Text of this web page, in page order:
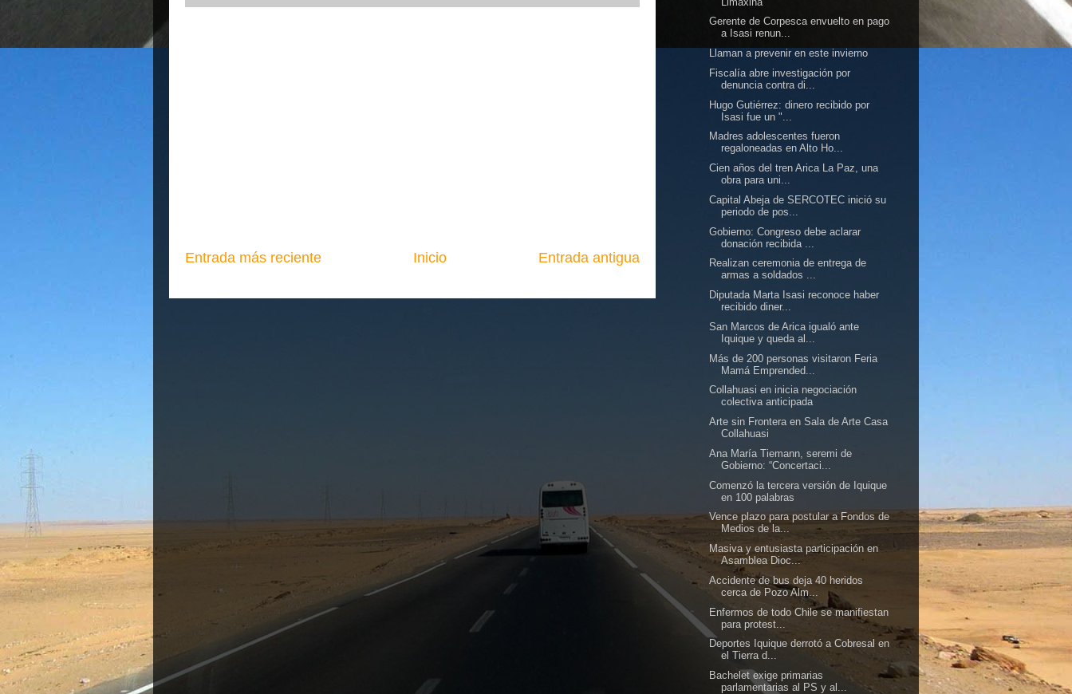
Entrada más reciente Entrada antigua
Inicio
Gerente de Corpesca envuelto en pago
a Isasi renun...
Llaman a prevenir en este invierno
Fiscalía abre investigación por
denuncia contra di...
Hugo Gutiérrez: dinero recibido por
Isasi fue un "...
Madres adolescentes fueron
regaloneadas en Alto Ho...
Cien años del tren Arica La Paz, una
obra para uni...
Capital Abeja de SERCOTEC inició su
periodo de pos...
Gobierno: Congreso debe aclarar
donación recibida ...
Realizan ceremonia de entrega de
armas a soldados ...
Diputada Marta Isasi reconoce haber
recibido diner...
San Marcos de Arica igualó ante
Iquique y queda al...
Más de 200 personas visitaron Feria
Mamá Emprended...
Collahuasi en inicia negociación
colectiva anticipada
Arte sin Frontera en Sala de Arte Casa
Collahuasi
Ana María Tiemann, seremi de
Gobierno: “Concertaci...
Comenzó la tercera versión de Iquique
en 100 palabras
Vence plazo para postular a Fondos de
Medios de la...
Masiva y entusiasta participación en
Asamblea Dioc...
Accidente de bus deja 40 heridos
cerca de Pozo Alm...
Enfermos de todo Chile se manifiestan
para protest...
Deportes Iquique derrotó a Cobresal en
el Tierra d...
Bachelet exige primarias
parlamentarias al PS y al...